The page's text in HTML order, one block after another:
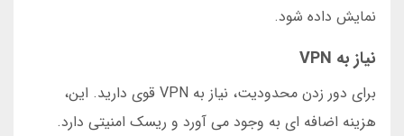
نمایش داده شود.
نیاز به VPN
برای دور زدن محدودیت، نیاز به VPN قوی دارید. این،
هزینه اضافه ای به وجود می آورد و ریسک امنیتی دارد.